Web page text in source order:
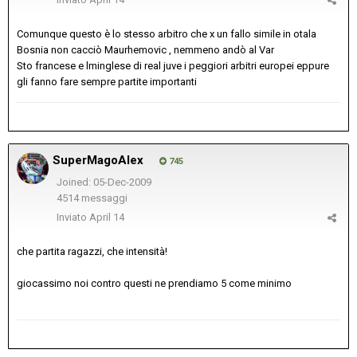
Comunque questo è lo stesso arbitro che x un fallo simile in otala
Bosnia non cacciò Maurhemovic , nemmeno andò al Var
Sto francese e lminglese di real juve i peggiori arbitri europei eppure
gli fanno fare sempre partite importanti
SuperMagoAlex 745
Joined: 05-Dec-2009
4514 messaggi
Inviato April 14
che partita ragazzi, che intensità!
giocassimo noi contro questi ne prendiamo 5 come minimo